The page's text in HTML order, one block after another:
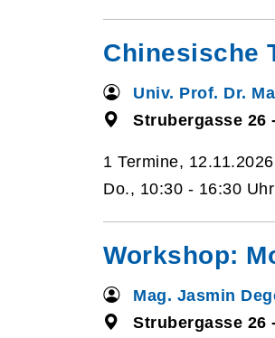
Chinesische
Univ. Prof. Dr.
Strubergasse 26
1 Termine, 12.11.2026
Do., 10:30 - 16:30 Uhr
Workshop:
Mag. Jasmin
Strubergasse 26